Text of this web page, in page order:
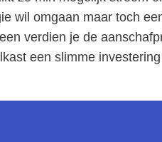
wil omgaan maar toch
verdien je de
een slimme